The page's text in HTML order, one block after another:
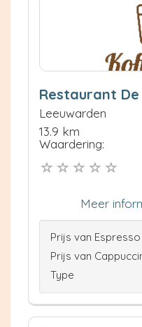
Restaurant
Leeuwarden
13.9 km
Waardering:
Meer
Prijs van Espresso
Prijs van
Type